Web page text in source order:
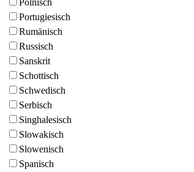
Portugiesisch
Rumänisch
Russisch
Sanskrit
Schottisch
Schwedisch
Serbisch
Singhalesisch
Slowakisch
Slowenisch
Spanisch